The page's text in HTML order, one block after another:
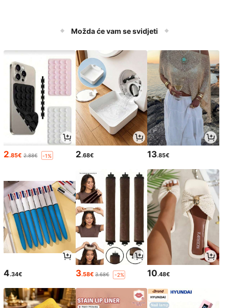
Možda će vam se svidjeti
2.85€ 2.88€ -1% 2.68€ 13.85€
4.34€ 3.58€ 3.68€ -2% 10.48€